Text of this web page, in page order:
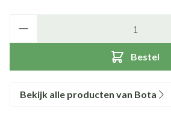
Bestel
Bekijk alle producten van Bota